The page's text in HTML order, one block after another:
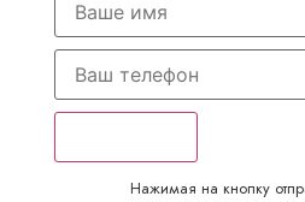
Нажимая на кнопку